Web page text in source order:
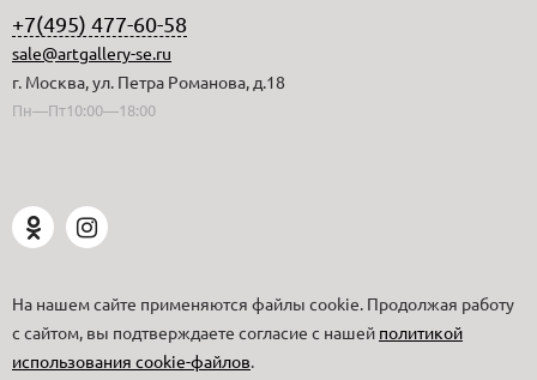
+7(495) 477-60-58
sale@artgallery-se.ru
г. Москва, ул. Петра Романова, д.18
Пн—Пт10:00—18:00
На нашем сайте применяются файлы cookie. Продолжая работу
с сайтом, вы подтверждаете согласие с нашей политикой
использования cookie-файлов.